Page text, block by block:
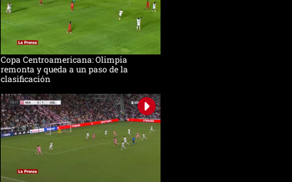
Copa Centroamericana: Olimpia
remonta y queda a un paso de la
clasificación